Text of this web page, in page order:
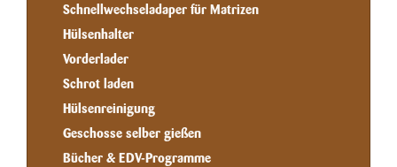
Schnellwechseladaper für Matrizen
Hülsenhalter
Vorderlader
Schrot laden
Hülsenreinigung
Geschosse selber gießen
Bücher & EDV-Programme